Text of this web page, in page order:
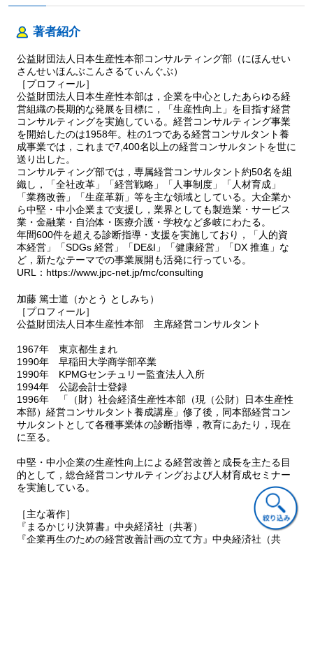
著者紹介
公益財団法人日本生産性本部コンサルティング部（にほんせい
さんせいほんぶこんさるてぃんぐぶ）
［プロフィール］
公益財団法人日本生産性本部は，企業を中心としたあらゆる経
営組織の長期的な発展を目標に，「生産性向上」を目指す経営
コンサルティングを実施している。経営コンサルティング事業
を開始したのは1958年。柱の1つである経営コンサルタント養
成事業では，これまで7,400名以上の経営コンサルタントを世に
送り出した。
コンサルティング部では，専属経営コンサルタント約50名を組
織し，「全社改革」「経営戦略」「人事制度」「人材育成」
「業務改善」「生産革新」等を主な領域としている。大企業か
ら中堅・中小企業まで支援し，業界としても製造業・サービス
業・金融業・自治体・医療介護・学校など多岐にわたる。
年間600件を超える診断指導・支援を実施しており，「人的資
本経営」「SDGs 経営」「DE&I」「健康経営」「DX 推進」な
ど，新たなテーマでの事業展開も活発に行っている。
URL：https://www.jpc-net.jp/mc/consulting
加藤 篤士道（かとう としみち）
［プロフィール］
公益財団法人日本生産性本部 主席経営コンサルタント
1967年 東京都生まれ
1990年 早稲田大学商学部卒業
1990年 KPMGセンチュリー監査法人入所
1994年 公認会計士登録
1996年 「（財）社会経済生産性本部（現（公財）日本生産性
本部）経営コンサルタント養成講座」修了後，同本部経営コン
サルタントとして各種事業体の診断指導，教育にあたり，現在
に至る。
中堅・中小企業の生産性向上による経営改善と成長を主たる目
的として，総合経営コンサルティングおよび人材育成セミナー
を実施している。
［主な著作］
『まるかじり決算書』中央経済社（共著）
『企業再生のための経営改善計画の立て方』中央経済社（共